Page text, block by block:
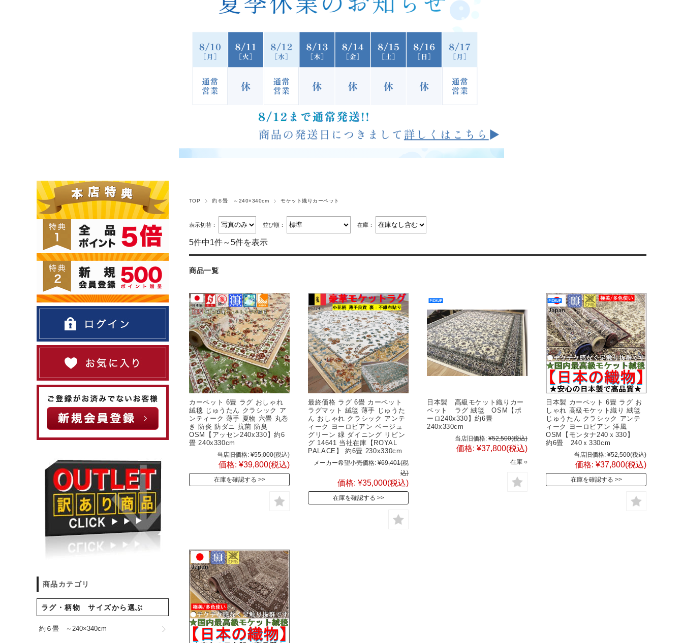
TOP 約６畳 ～240×340cm モケット織りカーペット
表示切替： 並び順： 在庫：
5件中1件～5件を表示
商品一覧
カーペット 6畳 ラグ おしゃれ
絨毯 じゅうたん クラシック ア
ンティーク 薄手 夏物 六畳 丸巻
き 防炎 防ダニ 抗菌 防臭
OSM【アッセン240x330】約6
畳 240x330cm
当店旧価格: ¥55,000(税込)
価格: ¥39,800(税込)
在庫を確認する
最終価格 ラグ 6畳 カーペット
ラグマット 絨毯 薄手 じゅうた
ん おしゃれ クラシック アンテ
ィーク ヨーロピアン ベージュ
グリーン 緑 ダイニング リビン
グ 14641 当社在庫【ROYAL
PALACE】 約6畳 230x330cm
メーカー希望小売価格: ¥69,401(税
込)
価格: ¥35,000(税込)
在庫を確認する
日本製 高級モケット織りカー
ペット ラグ 絨毯 OSM【ポ
ーロ240x330】約6畳
240x330cm
当店旧価格: ¥52,500(税込)
価格: ¥37,800(税込)
在庫 ○
日本製 カーペット 6畳 ラグ お
しゃれ 高級モケット織り 絨毯
じゅうたん クラシック アンテ
ィーク ヨーロピアン 洋風
OSM【モンタナ240ｘ330】
約6畳 240ｘ330cm
当店旧価格: ¥52,500(税込)
価格: ¥37,800(税込)
在庫を確認する
商品カテゴリ
ラグ・柄物 サイズから選ぶ
約６畳 ～240×340cm